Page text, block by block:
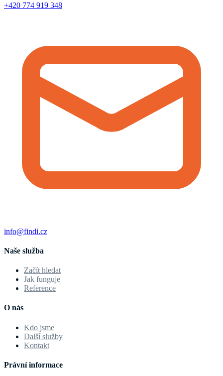
+420 774 919 348
info@findi.cz
Naše služba
Začít hledat
Jak funguje
Reference
O nás
Kdo jsme
Další služby
Kontakt
Právní informace